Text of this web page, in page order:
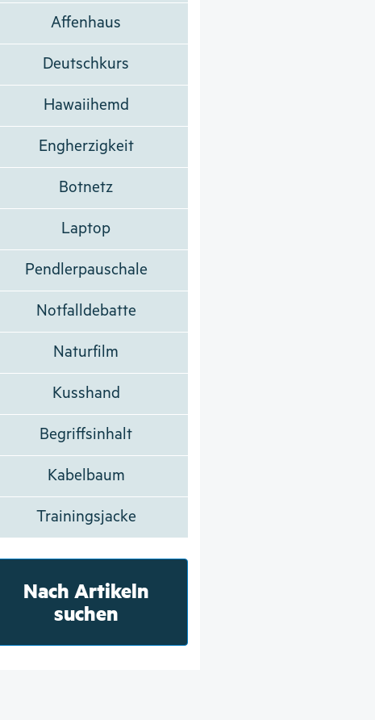
Affenhaus
Deutschkurs
Hawaiihemd
Engherzigkeit
Botnetz
Laptop
Pendlerpauschale
Notfalldebatte
Naturfilm
Kusshand
Begriffsinhalt
Kabelbaum
Trainingsjacke
Nach Artikeln
suchen